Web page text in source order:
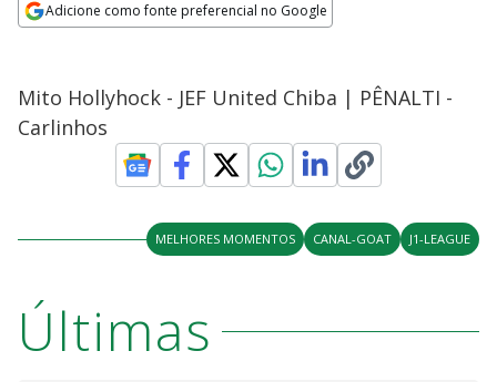
Adicione como fonte preferencial no Google
Mito Hollyhock - JEF United Chiba | PÊNALTI -
Carlinhos
MELHORES MOMENTOS CANAL-GOAT J1-LEAGUE
Últimas